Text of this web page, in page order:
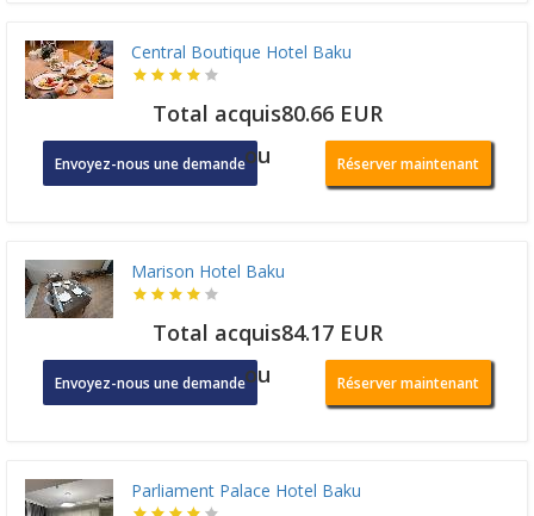
Central Boutique Hotel Baku
Total acquis80.66 EUR
Envoyez-nous une demandeou Réserver maintenant
Marison Hotel Baku
Total acquis84.17 EUR
Envoyez-nous une demandeou Réserver maintenant
Parliament Palace Hotel Baku